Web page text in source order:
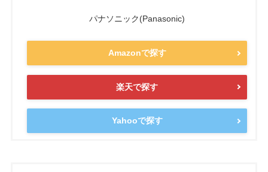
パナソニック(Panasonic)
Amazonで探す
楽天で探す
Yahooで探す